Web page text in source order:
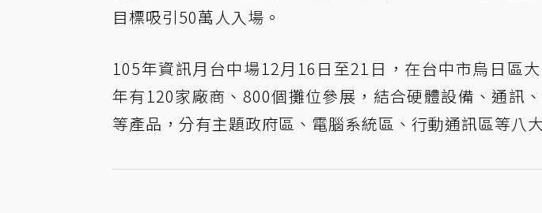
目標吸引50萬人入場。
105年資訊月台中場12月16日至21日，在台中市烏日區
年有120家廠商、800個攤位參展，結合硬體設備、通訊
等產品，分有主題政府區、電腦系統區、行動通訊區等八